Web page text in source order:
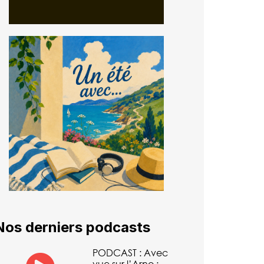
derniers podcasts
PODCAST : Avec